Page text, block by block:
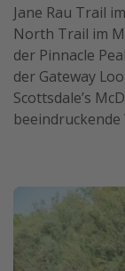
Jane Rau Trail
North Trail im
der Pinnacle
der Gateway
Scottsdale’s
beeindruckende